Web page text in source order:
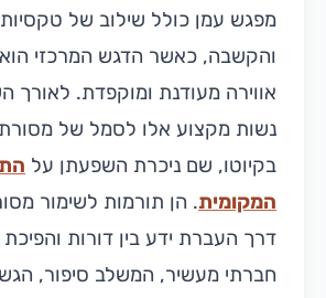
מפגש עמן כולל שילוב של
והקשבה, כאשר הדגש המרכזי הוא
אווירה מעודנת ומוקפדת. לאורך
נשות מקצוע אלו לסמל של מסורת
בקיוטו, שם ניכרת השפעתן על
המקומית. הן תורמות לשימור
דרך העברת ידע בין דורות
חברתי מעשיר, המשלב סיפור,